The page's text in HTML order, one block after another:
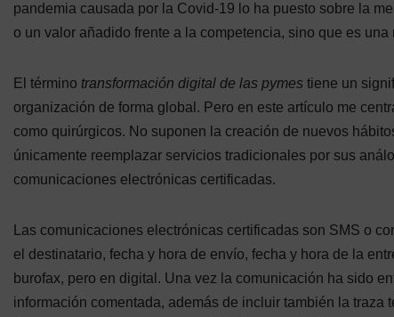
pandemia causada por la Covid-19 lo ha puesto sobre la
o un valor añadido frente a la competencia, sino que es una
El término transformación digital de las pymestiene un
organización de forma global. Pero en este artículo me
como quirúrgicos. No suponen la creación de nuevos
únicamente reemplazar servicios tradicionales por sus
comunicaciones electrónicas certificadas.
Las comunicaciones electrónicas certificadas son SMS o
el destinatario, fecha y hora de envío, fecha y hora de la
burofax, pero en digital. Una vez la comunicación ha sido
información comentada, además de incluir también la traza